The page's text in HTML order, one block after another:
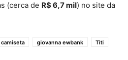
(cerca de R$ 6,7 mil) no site da
camiseta giovanna ewbank Titi